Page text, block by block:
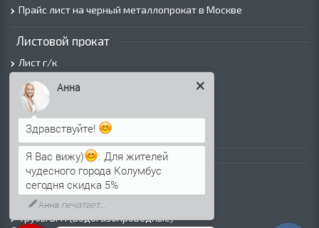
Прайс лист на черный металлопрокат в Москве
Листовой прокат
Лист г/к
Лист х/к
Просечно-вытяжной лист (ПВЛ)
Лист рифленый
Лист оцинкованный
Трубы
Трубы горячедеформированные
Труба холоднодеформированная
Трубы ВГП (Водогазопроводные)
Здравствуйте!
Я Вас вижу)
. Для жителей
чудесного города Колумбус
сегодня скидка 5%